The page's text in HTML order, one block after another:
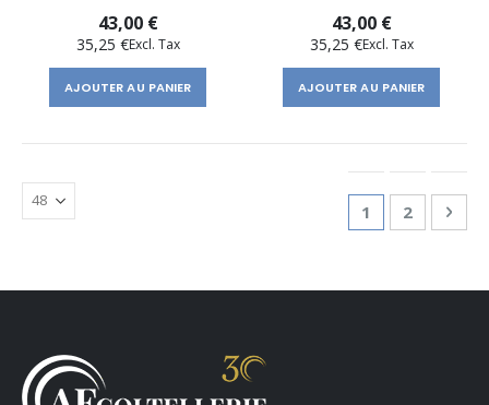
43,00 €
35,25 €
AJOUTER AU PANIER
43,00 €
35,25 €
AJOUTER AU PANIER
You're
1 Page
2